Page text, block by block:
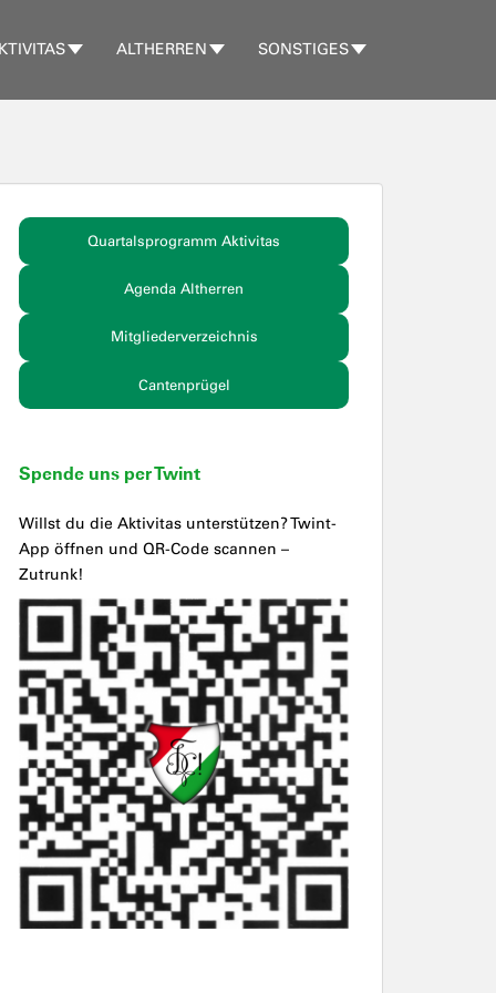
ALTHERREN SONSTIGES
Quartalsprogramm Aktivitas
Agenda Altherren
Mitgliederverzeichnis
Cantenprügel
Spende uns per Twint
Willst du die Aktivitas unterstützen? Twint-
App öffnen und QR-Code scannen –
Zutrunk!